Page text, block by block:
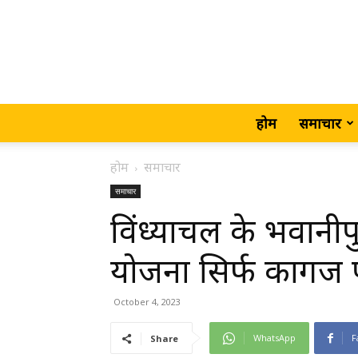
होम समाचार
होम समाचार
समाचार
विंध्याचल के
योजना सिर्फ कागज
October 4, 2023
Share WhatsApp